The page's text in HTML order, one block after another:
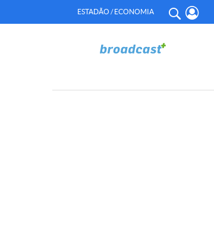
ESTADÃO / ECONOMIA